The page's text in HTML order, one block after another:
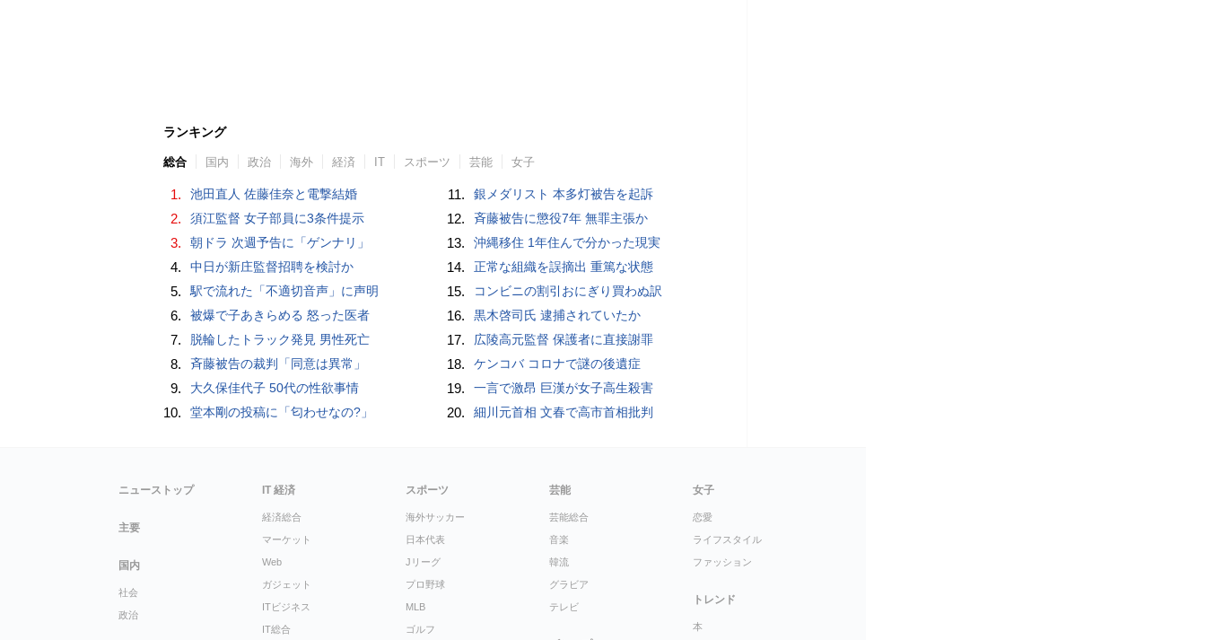
ランキング
総合 国内 政治 海外 経済 IT スポーツ 芸能 女子
1. 池田直人 佐藤佳奈と電撃結婚
2. 須江監督 女子部員に3条件提示
3. 朝ドラ 次週予告に「ゲンナリ」
4. 中日が新庄監督招聘を検討か
5. 駅で流れた「不適切音声」に声明
6. 被爆で子あきらめる 怒った医者
7. 脱輪したトラック発見 男性死亡
8. 斉藤被告の裁判「同意は異常」
9. 大久保佳代子 50代の性欲事情
10. 堂本剛の投稿に「匂わせなの?」
11. 銀メダリスト 本多灯被告を起訴
12. 斉藤被告に懲役7年 無罪主張か
13. 沖縄移住 1年住んで分かった現実
14. 正常な組織を誤摘出 重篤な状態
15. コンビニの割引おにぎり買わぬ訳
16. 黒木啓司氏 逮捕されていたか
17. 広陵高元監督 保護者に直接謝罪
18. ケンコバ コロナで謎の後遺症
19. 一言で激昂 巨漢が女子高生殺害
20. 細川元首相 文春で高市首相批判
ニューストップ
主要
国内
社会
政治
IT 経済
経済総合
マーケット
Web
ガジェット
ITビジネス
IT総合
スポーツ
海外サッカー
日本代表
Jリーグ
プロ野球
MLB
ゴルフ
芸能
芸能総合
音楽
韓流
グラビア
テレビ
女子
恋愛
ライフスタイル
ファッション
トレンド
本